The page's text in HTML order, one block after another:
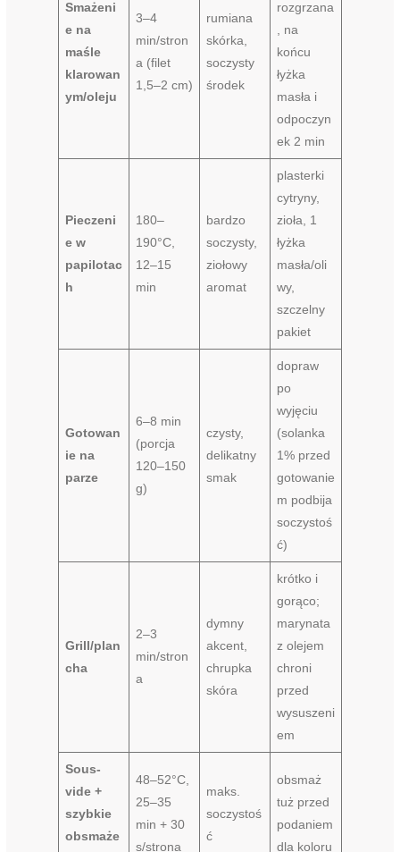
Smażeni
e na
maśle
klarowan
ym/oleju
3–4
min/stron
a (filet
1,5–2 cm)
rumiana
skórka,
soczysty
środek
rozgrzana
, na
końcu
łyżka
masła i
odpoczyn
ek 2 min
Pieczeni
e w
papilotac
h
180–
190°C,
12–15
min
bardzo
soczysty,
ziołowy
aromat
plasterki
cytryny,
zioła, 1
łyżka
masła/oli
wy,
szczelny
pakiet
Gotowan
ie na
parze
6–8 min
(porcja
120–150
g)
czysty,
delikatny
smak
dopraw
po
wyjęciu
(solanka
1% przed
gotowanie
m podbija
soczystoś
ć)
Grill/plan
cha
2–3
min/stron
a
dymny
akcent,
chrupka
skóra
krótko i
gorąco;
marynata
z olejem
chroni
przed
wysuszeni
em
Sous-
vide +
szybkie
obsmaże
48–52°C,
25–35
min + 30
s/strona
maks.
soczystoś
ć
obsmaż
tuż przed
podaniem
dla koloru